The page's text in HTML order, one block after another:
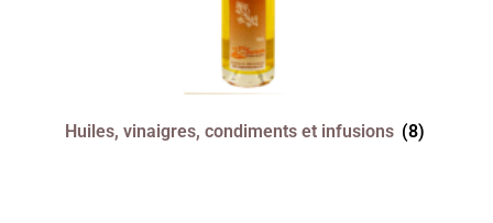
Huiles, vinaigres, condiments et infusions (8)